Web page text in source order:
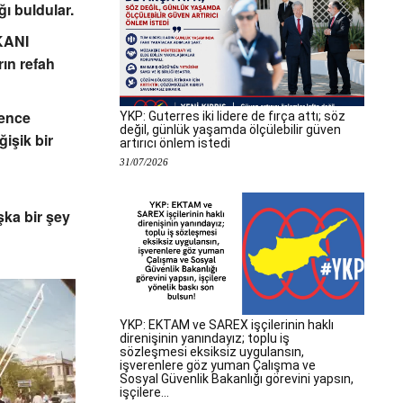
buldular.
refah
bir
bir şey
YKP: Guterres iki lidere de fırça attı; söz
değil, günlük yaşamda ölçülebilir güven
artırıcı önlem istedi
31/07/2026
YKP: EKTAM ve SAREX işçilerinin haklı
direnişinin yanındayız; toplu iş
sözleşmesi eksiksiz uygulansın,
işverenlere göz yuman Çalışma ve
Sosyal Güvenlik Bakanlığı görevini yapsın,
işçilere...